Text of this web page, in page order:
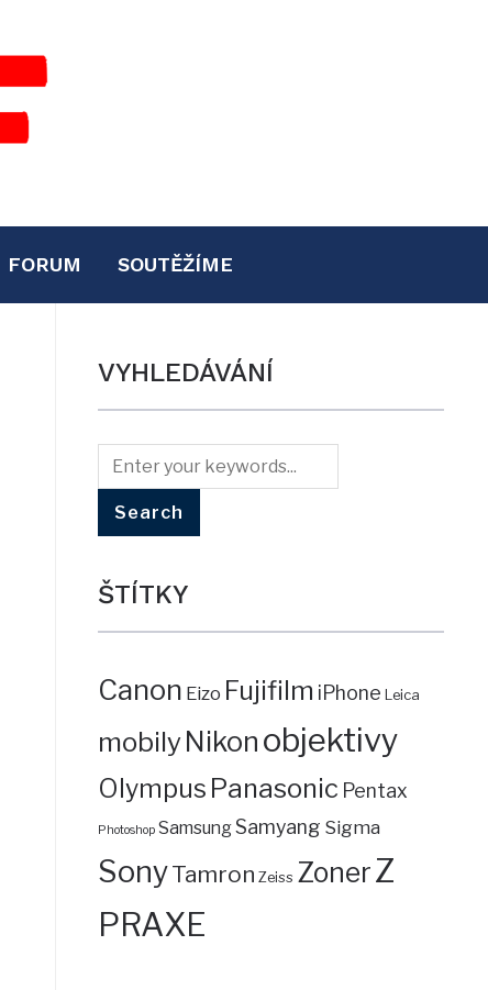
FORUM SOUTĚŽÍME
VYHLEDÁVÁNÍ
ŠTÍTKY
Canon Eizo Fujifilm iPhone Leica
mobilyNikon objektivy
Olympus Panasonic Pentax
Photoshop SamsungSamyang Sigma
SonyTamron Zeiss ZonerZ
PRAXE